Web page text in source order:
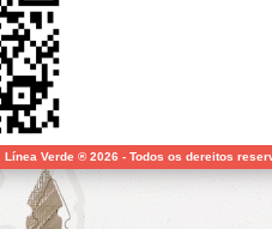
Línea Verde ® 2026 - Todos os dereitos